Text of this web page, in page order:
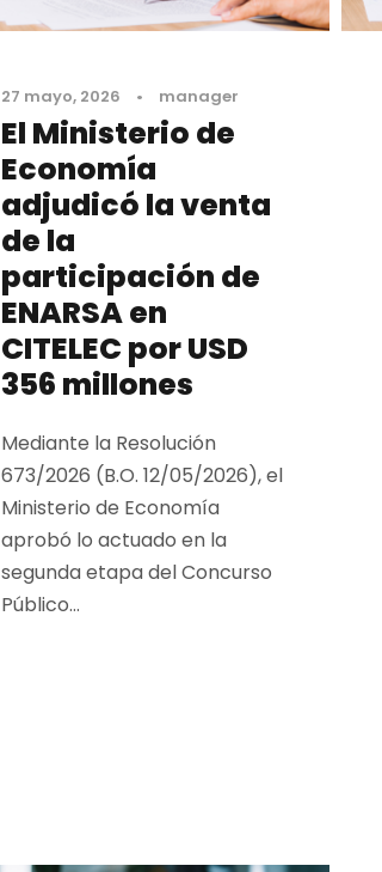
27 mayo, 2026 • manager
El Ministerio de
Economía
adjudicó la venta
de la
participación de
ENARSA en
CITELEC por USD
356 millones
Mediante la Resolución
673/2026 (B.O. 12/05/2026), el
Ministerio de Economía
aprobó lo actuado en la
segunda etapa del Concurso
Público...